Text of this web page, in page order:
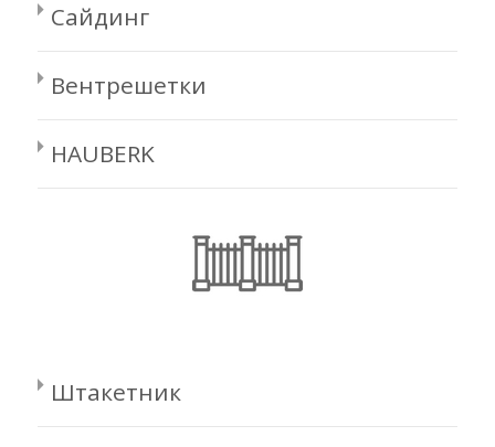
Сайдинг
Вентрешетки
HAUBERK
Штакетник